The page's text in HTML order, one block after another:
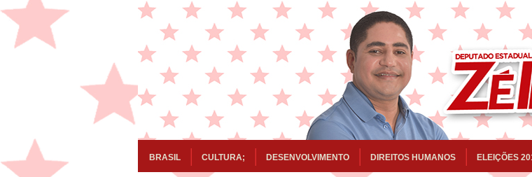
BRASIL CULTURA; DESENVOLVIMENTO DIREITOS HUMANOS ELEIÇÕES